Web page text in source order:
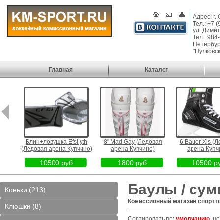
Адрес: г.
Тел.: +7
ул.
Тел.:
Главная Каталог
Блин+ловушка Efsi yth
(Ледовая арена Купчино)
10500 руб.
8" Mad Gay (Ледовая
арена Купчино)
1800 руб.
6 Bauer Xls
арена
10500
Коньки (213)
Клюшки (8)
Баулы /
Комиссионный магазин
Сортировать по: умолчанию,